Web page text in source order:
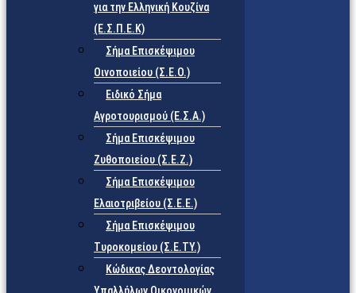
για την Ελληνική Κουζίνα
(Ε.Σ.Π.Ε.Κ)
Σήμα Επισκέψιμου
Οινοποιείου (Σ.Ε.Ο.)
Ειδικό Σήμα
Αγροτουρισμού (Ε.Σ.Α.)
Σήμα Επισκέψιμου
Ζυθοποιείου (Σ.Ε.Ζ.)
Σήμα Επισκέψιμου
Ελαιοτριβείου (Σ.Ε.Ε.)
Σήμα Επισκέψιμου
Τυροκομείου (Σ.Ε.TY.)
Κώδικας Δεοντολογίας